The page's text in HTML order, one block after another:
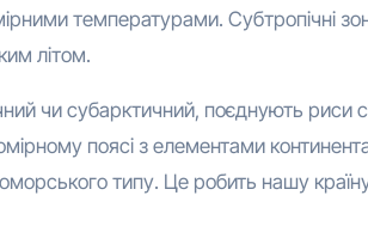
температурами. Субтропічні
літом.
чи субарктичний, поєднують риси
поясі з елементами
типу. Це робить нашу